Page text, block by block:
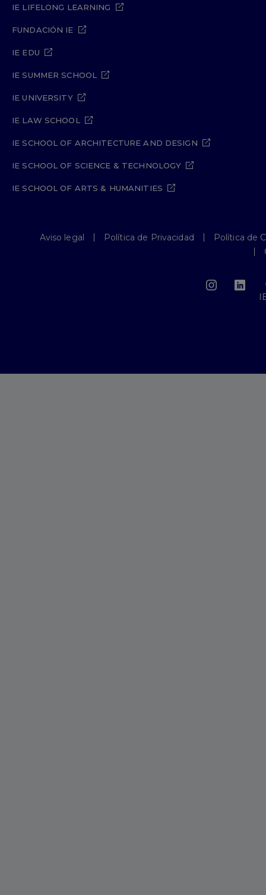
IE LIFELONG LEARNING
FUNDACIÓN IE
IE EDU
IE SUMMER SCHOOL
IE UNIVERSITY
IE LAW SCHOOL
IE SCHOOL OF ARCHITECTURE AND DESIGN
IE SCHOOL OF SCIENCE & TECHNOLOGY
IE SCHOOL OF ARTS & HUMANITIES
Aviso legal Política de Privacidad
Política de